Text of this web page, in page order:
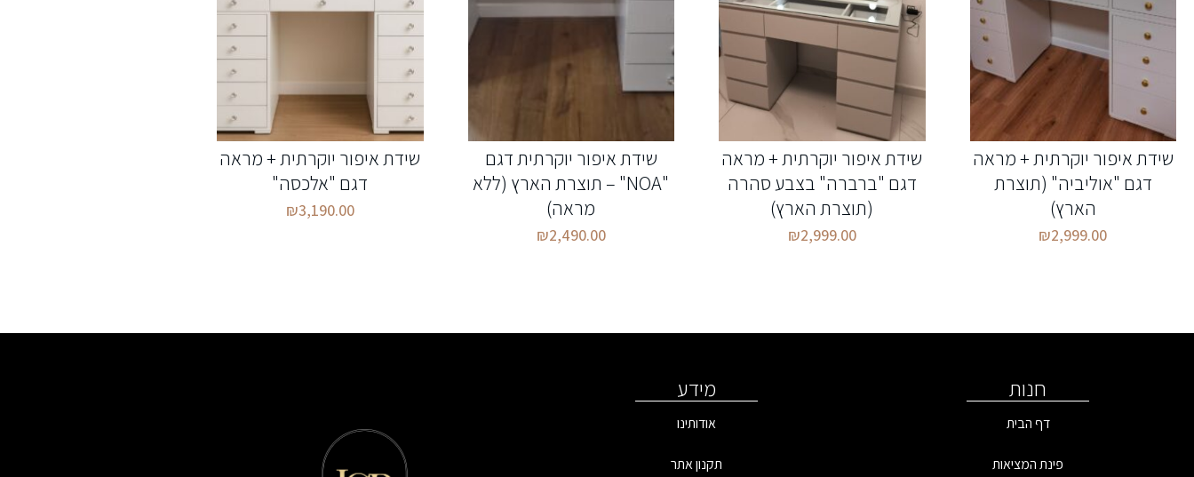
שידת איפור יוקרתית + מראה
דגם "אוליביה" (תוצרת
הארץ)
₪2,999.00
שידת איפור יוקרתית + מראה
דגם "ברברה" בצבע סהרה
(תוצרת הארץ)
₪2,999.00
שידת איפור יוקרתית דגם
"NOA" – תוצרת הארץ (ללא
מראה)
₪2,490.00
שידת איפור יוקרתית + מראה
דגם "אלכסה"
₪3,190.00
חנות
דף הבית
פינת המציאות
מידע
אודותינו
תקנון אתר